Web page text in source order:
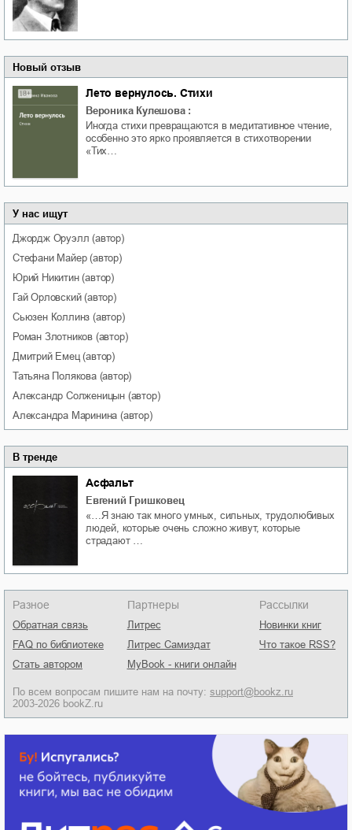
Новый отзыв
Лето вернулось. Стихи
Вероника Кулешова :
Иногда стихи превращаются в медитативное чтение,
особенно это ярко проявляется в стихотворении
«Тих…
У нас ищут
Джордж Оруэлл (автор)
Стефани Майер(автор)
Юрий Никитин(автор)
Гай Орловский(автор)
Сьюзен Коллинз (автор)
Роман Злотников (автор)
Дмитрий Емец(автор)
Татьяна Полякова(автор)
Александр Солженицын (автор)
Александра Маринина (автор)
В тренде
Асфальт
Евгений Гришковец
«…Я знаю так много умных, сильных, трудолюбивых
людей, которые очень сложно живут, которые
страдают …
Разное
Обратная связь
FAQ по библиотеке
Стать автором
Партнеры
Литрес
Литрес Самиздат
MyBook - книги онлайн
Рассылки
Новинки книг
Что такое RSS?
По всем вопросам пишите нам на почту: support@bookz.ru
2003-2026 bookZ.ru